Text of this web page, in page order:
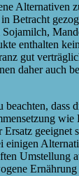
Alternativen
Betracht
Sojamilch,
enthalten
gut
daher auch
dass
geeignet
einigen
Umstellung